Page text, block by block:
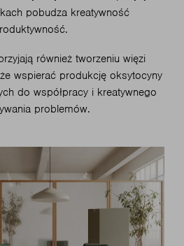
pobudza kreatywność
również tworzeniu więzi
wspierać produkcję oksytocyny
do współpracy i kreatywnego
problemów.